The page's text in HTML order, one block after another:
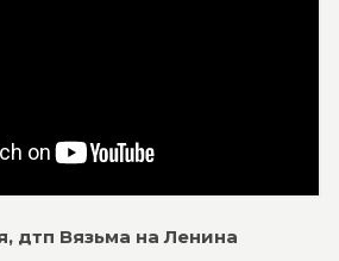
дтп Вязьма на Ленина